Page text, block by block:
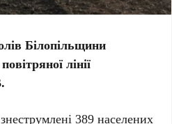
Білопільщини
лінії
389 населених